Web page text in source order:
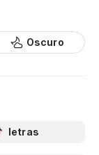
Oscuro
letras